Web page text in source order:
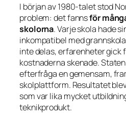
I början av 1980-talet stod
problem: det fannsför
skolorna. Varje skola hade
inkompatibel med
inte delas, erfarenheter gick
kostnaderna skenade.
efterfråga en gemensam,
skolplattform. Resultatet
som var lika mycket
teknikprodukt.